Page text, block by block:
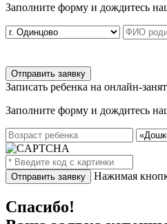
Заполните форму и дождитесь
Записать ребенка на онлайн-
Заполните форму и дождитесь
Нажимая
Спасибо!